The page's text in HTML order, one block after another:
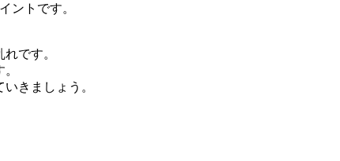
ントです。
です。
きましょう。